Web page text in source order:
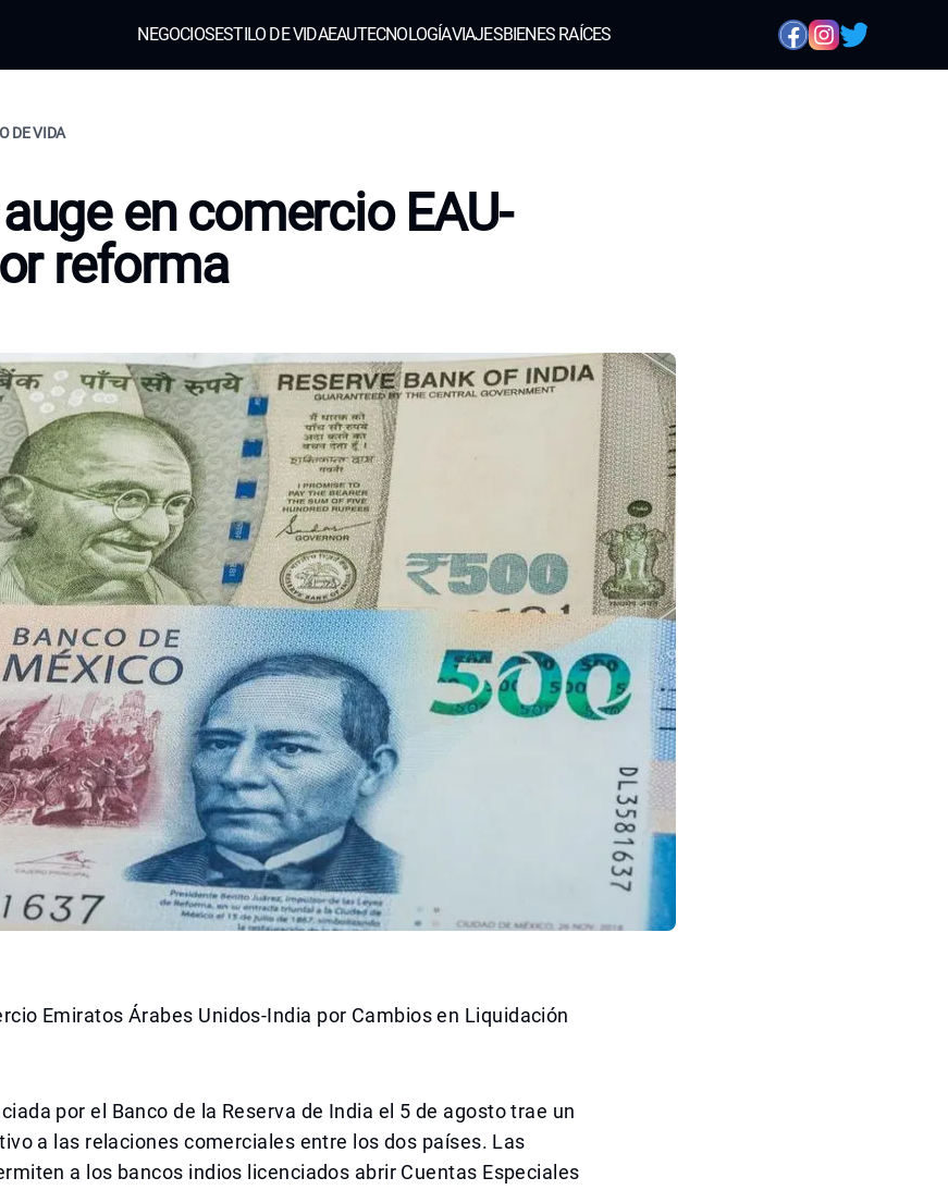
NEGOCIOSESTILO DE VIDAEAUTECNOLOGÍAVIAJESBIENES RAÍCES
DE VIDA
en comercio EAU-
reforma
Emiratos Árabes Unidos-India por Cambios en Liquidación
por el Banco de la Reserva de India el 5 de agosto trae un
a las relaciones comerciales entre los dos países. Las
a los bancos indios licenciados abrir Cuentas Especiales